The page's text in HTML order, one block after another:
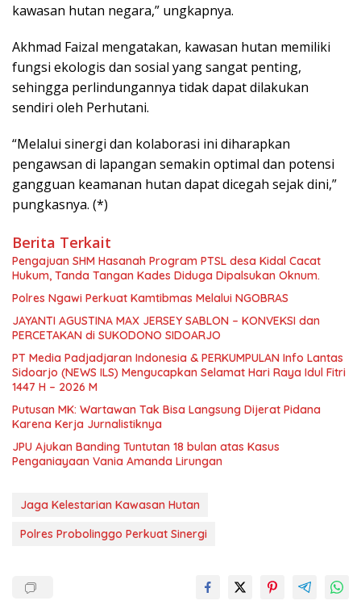
kawasan hutan negara,” ungkapnya.
Akhmad Faizal mengatakan, kawasan hutan memiliki
fungsi ekologis dan sosial yang sangat penting,
sehingga perlindungannya tidak dapat dilakukan
sendiri oleh Perhutani.
“Melalui sinergi dan kolaborasi ini diharapkan
pengawsan di lapangan semakin optimal dan potensi
gangguan keamanan hutan dapat dicegah sejak dini,”
pungkasnya. (*)
Berita Terkait
Pengajuan SHM Hasanah Program PTSL desa Kidal Cacat
Hukum, Tanda Tangan Kades Diduga Dipalsukan Oknum.
Polres Ngawi Perkuat Kamtibmas Melalui NGOBRAS
JAYANTI AGUSTINA MAX JERSEY SABLON – KONVEKSI dan
PERCETAKAN di SUKODONO SIDOARJO
PT Media Padjadjaran Indonesia & PERKUMPULAN Info Lantas
Sidoarjo (NEWS ILS) Mengucapkan Selamat Hari Raya Idul Fitri
1447 H – 2026 M
Putusan MK: Wartawan Tak Bisa Langsung Dijerat Pidana
Karena Kerja Jurnalistiknya
JPU Ajukan Banding Tuntutan 18 bulan atas Kasus
Penganiayaan Vania Amanda Lirungan
Jaga Kelestarian Kawasan Hutan
Polres Probolinggo Perkuat Sinergi